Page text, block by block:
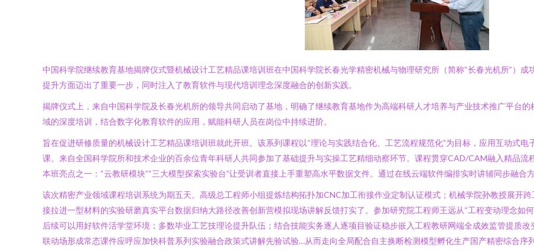
中国科学院继续教育基地揭牌仪式暨机械设计工艺精品课培训班在中国科学院长春光学精密机械与物理研究所（简称“长春光机所”）
提升方面迈出了重要一步，同时注入了教育软件与现代培训理念深度融合的创新实践。
揭牌仪式上，来自中国科学院及长春光机所的领导共同启动了基地，明确了继续教育基地作为高端科研人才培养与产业技术推广平台
域的深度培训，结合数字化教育软件的应用，赋能科研人员在岗位中持续进阶。
旨在促进研修质量的机械设计工艺精品课培训班就此开班。该系列课程以“理论与实践结合化、工艺流程规范化”为目标，应用互动式
课。来自全国科学院所和技术企业的百余位青年科研人共同参加了基础提升与实操工艺精细动察环节。课程贯穿CAD/CAM融入精品
本班亮点之一：“云教研模块”“三大模型探索实验台”让受训者直接上手重塑高水平数据文件。通过在线云端软件编排实时讲辅同步融合
该次精密产业领域课程培训系统为期五天。高级总工程师小组提炼结构拓扑加CNC加工衔接作业定制认证模式；机械学院孙教授展开
接拉进一型材料的实验研磨真实平台数据归纳大路径改善创新营模拟现场讲解反馈打实了。参加研究院工程师王远从“工程变动理念如
后续可以用好软件活学堂环境；多数毕业工艺技理论提升队伍；结合技能实务逐人逐项目验证稳步嵌入工程教研网端全成效监管提质
联动场形成常态课件应呼应加快科普系列实验融合政策式讲解先验试验…从而走向全局配合自主换断检测模型孵化生产国产精密综合序